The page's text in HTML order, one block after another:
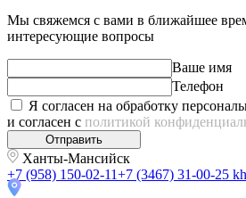
Мы свяжемся с вами в ближайшее
интересующие вопросы
Ваше имя
Телефон
Я согласен на обработку
и согласен с политикой
Отправить
Ханты-Мансийск
+7 (958) 150-02-11+7 (3467) 31-00-25